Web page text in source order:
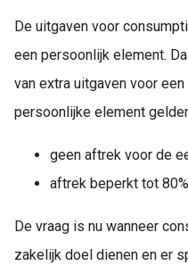
De uitgaven voor
een persoonlijk element.
van extra uitgaven voor
persoonlijke element
geen aftrek voor de
aftrek beperkt tot
De vraag is nu wanneer
zakelijk doel dienen en er